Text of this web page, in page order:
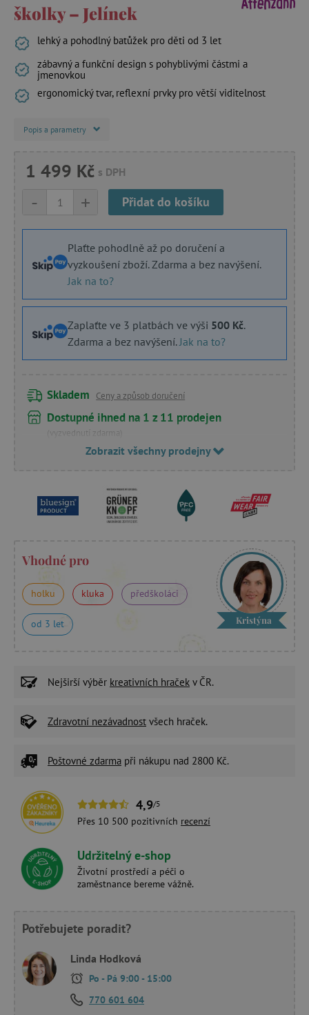
školky – Jelínek
lehký a pohodlný batůžek pro děti od 3 let
zábavný a funkční design s pohyblivými částmi a
jmenovkou
ergonomický tvar, reflexní prvky pro větší viditelnost
Popis a parametry
1 499 Kč s DPH
+
- Přidat do košíku
Plaťte pohodlně až po doručení a
vyzkoušení zboží. Zdarma a bez navýšení.
Jak na to?
Zaplaťte ve 3 platbách ve výši 500 Kč.
Zdarma a bez navýšení. Jak na to?
Skladem Ceny a způsob doručení
Dostupné ihned na 1 z 11 prodejen
(vyzvednutí zdarma)
Zobrazit všechny prodejny
Vhodné pro
holku kluka předškoláci
od 3 let Kristýna
Nejširší výběr kreativních hraček v ČR.
Zdravotní nezávadnost všech hraček.
Poštovné zdarma při nákupu nad 2800 Kč.
4,9/5
Přes 10 500 pozitivních recenzí
Udržitelný e-shop
Životní prostředí a péči o
zaměstnance bereme vážně.
Potřebujete poradit?
Linda Hodková
Po - Pá 9:00 - 15:00
770 601 604